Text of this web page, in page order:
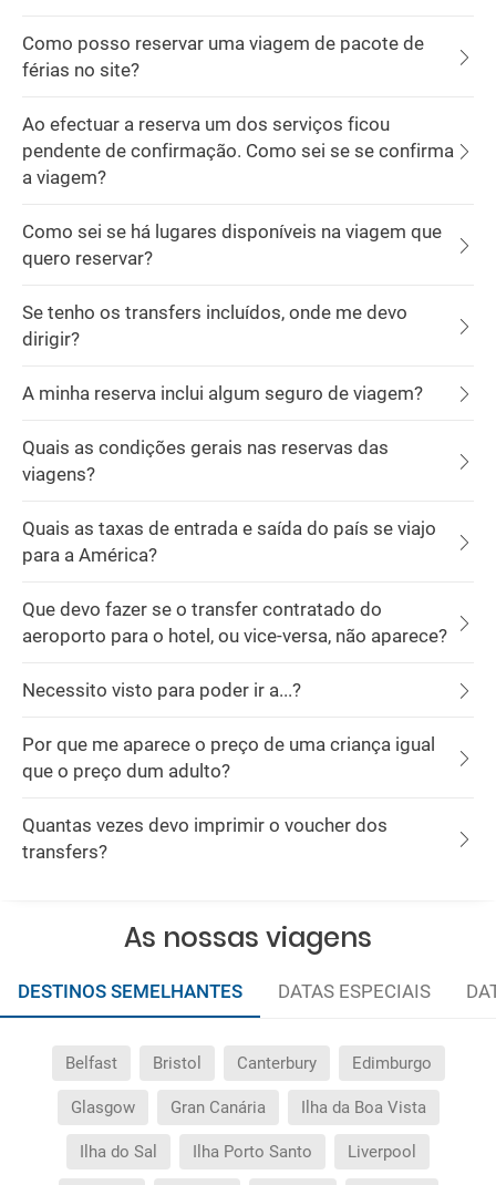
Como posso reservar uma viagem de pacote de
férias no site?
Ao efectuar a reserva um dos serviços ficou
pendente de confirmação. Como sei se se confirma
a viagem?
Como sei se há lugares disponíveis na viagem que
quero reservar?
Se tenho os transfers incluídos, onde me devo
dirigir?
A minha reserva inclui algum seguro de viagem?
Quais as condições gerais nas reservas das
viagens?
Quais as taxas de entrada e saída do país se viajo
para a América?
Que devo fazer se o transfer contratado do
aeroporto para o hotel, ou vice-versa, não aparece?
Necessito visto para poder ir a...?
Por que me aparece o preço de uma criança igual
que o preço dum adulto?
Quantas vezes devo imprimir o voucher dos
transfers?
As nossas viagens
DESTINOS SEMELHANTES DATAS ESPECIAIS
Belfast Bristol Canterbury Edimburgo
Glasgow Gran Canária Ilha da Boa Vista
Ilha do Sal Ilha Porto Santo Liverpool